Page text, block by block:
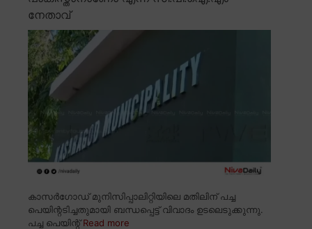
നേതാവ്
കാസർഗോഡ് മുനിസിപ്പാലിറ്റിയിലെ മതിലിന് പച്ച
പെയിന്റടിച്ചതുമായി ബന്ധപ്പെട്ട് വിവാദം ഉടലെടുക്കുന്നു.
പച്ച പെയിന്റ്Read more